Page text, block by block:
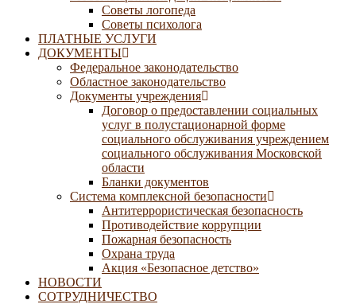
Советы логопеда
Советы психолога
ПЛАТНЫЕ УСЛУГИ
ДОКУМЕНТЫ
Федеральное законодательство
Областное законодательство
Документы учреждения
Договор о предоставлении социальных
услуг в полустационарной форме
социального обслуживания учреждением
социального обслуживания Московской
области
Бланки документов
Система комплексной безопасности
Антитеррористическая безопасность
Противодействие коррупции
Пожарная безопасность
Охрана труда
Акция «Безопасное детство»
НОВОСТИ
СОТРУДНИЧЕСТВО